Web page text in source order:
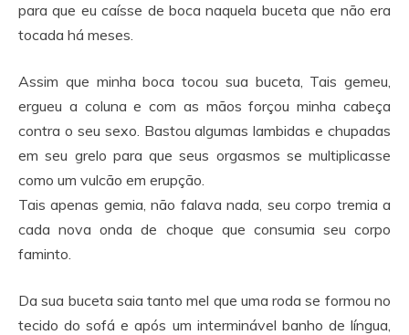
para que eu caísse de boca naquela buceta que não era
tocada há meses.
Assim que minha boca tocou sua buceta, Tais gemeu,
ergueu a coluna e com as mãos forçou minha cabeça
contra o seu sexo. Bastou algumas lambidas e chupadas
em seu grelo para que seus orgasmos se multiplicasse
como um vulcão em erupção.
Tais apenas gemia, não falava nada, seu corpo tremia a
cada nova onda de choque que consumia seu corpo
faminto.
Da sua buceta saia tanto mel que uma roda se formou no
tecido do sofá e após um interminável banho de língua,